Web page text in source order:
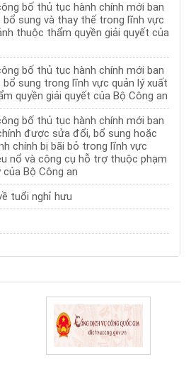
bố thủ tục hành chính mới ban
sung và thay thế trong lĩnh vực
thuộc thẩm quyền giải quyết của
bố thủ tục hành chính mới ban
sung trong lĩnh vực quản lý xuất
quyền giải quyết của Bộ Công an
bố thủ tục hành chính mới ban
được sửa đổi, bổ sung hoặc
chính bị bãi bỏ trong lĩnh vực
nổ và công cụ hỗ trợ thuộc phạm
Bộ Công an
tuổi nghỉ hưu